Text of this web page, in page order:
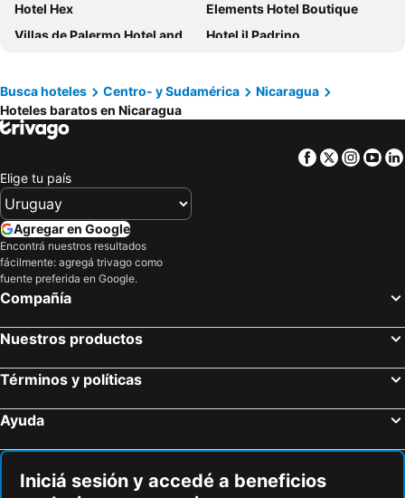
Hotel Hex
Elements Hotel Boutique
Villas de Palermo Hotel and Resort
Hotel il Padrino
El Mirador Suites and Lounge
Hotel California
Busca hoteles Centro- y Sudamérica
Nicaragua
Hoteles baratos en Nicaragua
Facebook
Twitter
Elige tu país
Agregar en Google
Encontrá nuestros resultados
fácilmente: agregá trivago como
fuente preferida en Google.
Compañía
Nuestros productos
Términos y políticas
Ayuda
Iniciá sesión y accedé a beneficios